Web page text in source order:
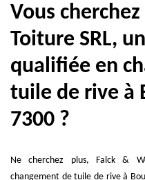
Vous
Toiture SRL,
qualifiée en
tuile de rive à
7300 ?
Ne cherchez plus, Falck &
changement de tuile de rive à